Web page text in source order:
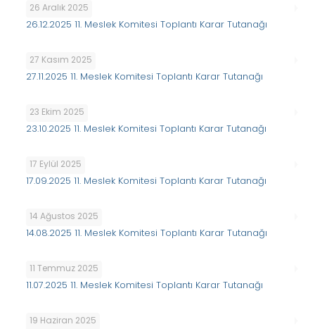
26 Aralık 2025
26.12.2025 11. Meslek Komitesi Toplantı Karar Tutanağı
27 Kasım 2025
27.11.2025 11. Meslek Komitesi Toplantı Karar Tutanağı
23 Ekim 2025
23.10.2025 11. Meslek Komitesi Toplantı Karar Tutanağı
17 Eylül 2025
17.09.2025 11. Meslek Komitesi Toplantı Karar Tutanağı
14 Ağustos 2025
14.08.2025 11. Meslek Komitesi Toplantı Karar Tutanağı
11 Temmuz 2025
11.07.2025 11. Meslek Komitesi Toplantı Karar Tutanağı
19 Haziran 2025